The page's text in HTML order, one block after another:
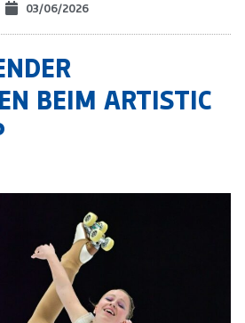
03/06/2026
BEIM ARTISTIC